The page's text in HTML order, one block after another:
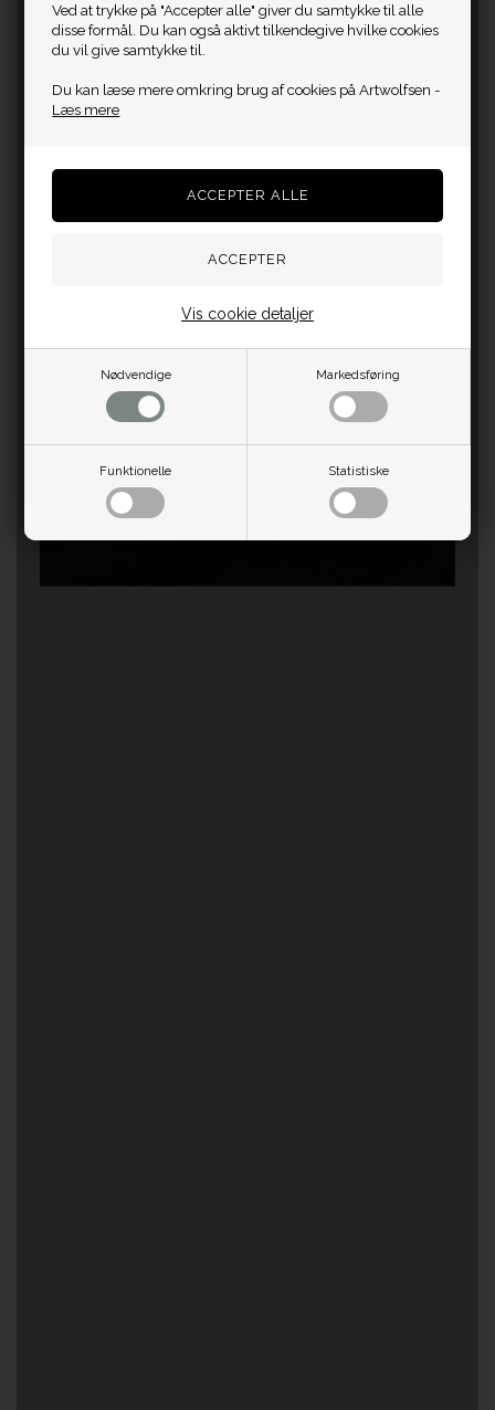
Ved at trykke på "Accepter alle" giver du samtykke til alle
disse formål. Du kan også aktivt tilkendegive hvilke cookies
du vil give samtykke til.
Du kan læse mere omkring brug af cookies på Artwolfsen -
Læs mere
Nødvendige Markedsføring
Funktionelle Statistiske
Vis cookie detaljer